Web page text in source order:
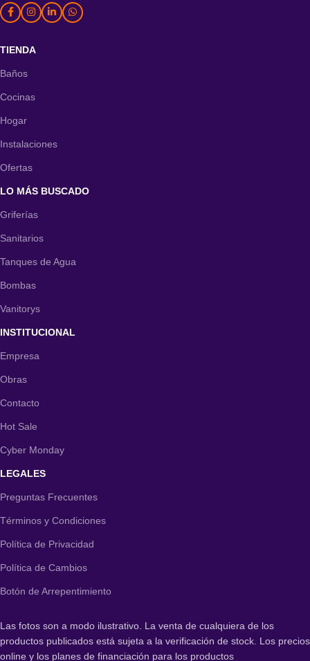
TIENDA
Baños
Cocinas
Hogar
Instalaciones
Ofertas
LO MÁS BUSCADO
Griferías
Sanitarios
Tanques de Agua
Bombas
Vanitorys
INSTITUCIONAL
Empresa
Obras
Contacto
Hot Sale
Cyber Monday
LEGALES
Preguntas Frecuentes
Términos y Condiciones
Política de Privacidad
Política de Cambios
Botón de Arrepentimiento
Las fotos son a modo ilustrativo. La venta de cualquiera de los
productos publicados está sujeta a la verificación de stock. Los precios
online y los planes de financiación para los productos